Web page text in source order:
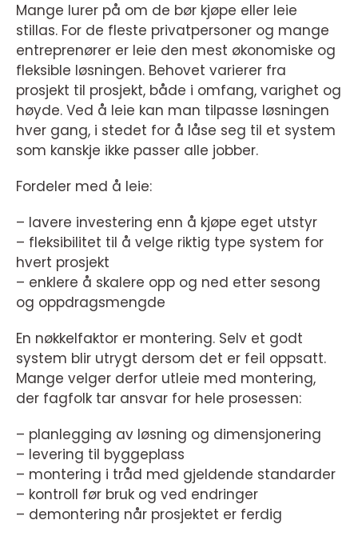
Mange lurer på om de bør kjøpe eller leie
stillas. For de fleste privatpersoner og mange
entreprenører er leie den mest økonomiske og
fleksible løsningen. Behovet varierer fra
prosjekt til prosjekt, både i omfang, varighet og
høyde. Ved å leie kan man tilpasse løsningen
hver gang, i stedet for å låse seg til et system
som kanskje ikke passer alle jobber.
Fordeler med å leie:
– lavere investering enn å kjøpe eget utstyr
– fleksibilitet til å velge riktig type system for
hvert prosjekt
– enklere å skalere opp og ned etter sesong
og oppdragsmengde
En nøkkelfaktor er montering. Selv et godt
system blir utrygt dersom det er feil oppsatt.
Mange velger derfor utleie med montering,
der fagfolk tar ansvar for hele prosessen:
– planlegging av løsning og dimensjonering
– levering til byggeplass
– montering i tråd med gjeldende standarder
– kontroll før bruk og ved endringer
– demontering når prosjektet er ferdig